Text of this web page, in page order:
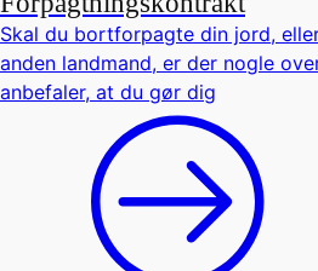
Skal du bortforpagte din jord,
anden landmand, er der nogle
anbefaler, at du gør dig